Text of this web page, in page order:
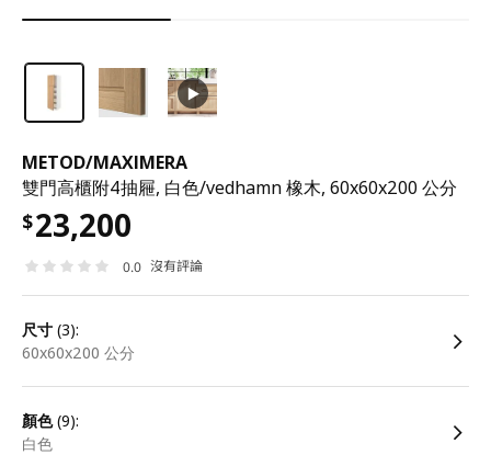
METOD/MAXIMERA
雙門高櫃附4抽屜, 白色/vedhamn 橡木, 60x60x200 公分
$23,200
0.0 沒有評論
尺寸 (3):
60x60x200 公分
顏色(9):
白色